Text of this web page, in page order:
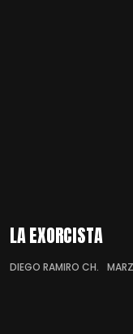
LA EXORCISTA
DIEGO RAMIRO CH.